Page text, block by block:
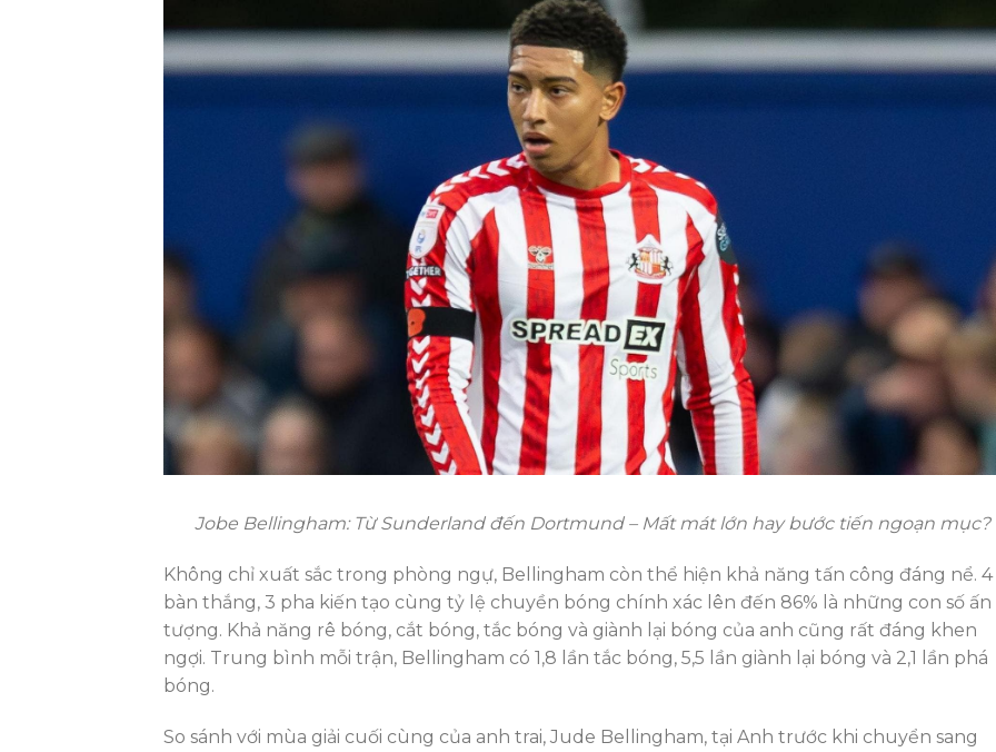
Jobe Bellingham: Từ Sunderland đến Dortmund – Mất mát lớn hay bước tiến ngoạn mục?
Không chỉ xuất sắc trong phòng ngự, Bellingham còn thể hiện khả năng tấn công đáng nể. 4
bàn thắng, 3 pha kiến tạo cùng tỷ lệ chuyền bóng chính xác lên đến 86% là những con số ấn
tượng. Khả năng rê bóng, cắt bóng, tắc bóng và giành lại bóng của anh cũng rất đáng khen
ngợi. Trung bình mỗi trận, Bellingham có 1,8 lần tắc bóng, 5,5 lần giành lại bóng và 2,1 lần phá
bóng.
So sánh với mùa giải cuối cùng của anh trai, Jude Bellingham, tại Anh trước khi chuyển sang